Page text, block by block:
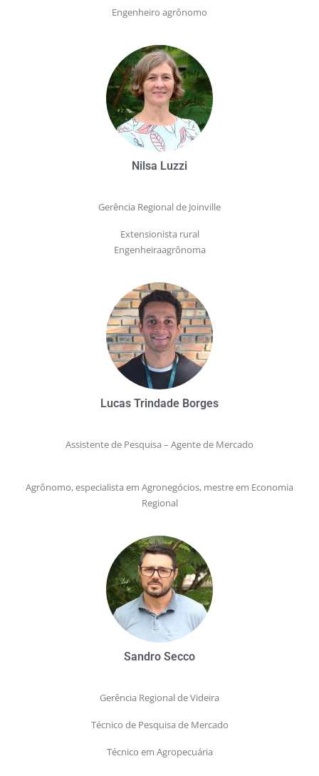
Engenheiro agrônomo
Nilsa Luzzi
Gerência Regional de Joinville
Extensionista rural
Engenheiraagrônoma
Lucas Trindade Borges
Assistente de Pesquisa – Agente de Mercado
Agrônomo, especialista em Agronegócios, mestre em Economia
Regional
Sandro Secco
Gerência Regional de Videira
Técnico de Pesquisa de Mercado
Técnico em Agropecuária